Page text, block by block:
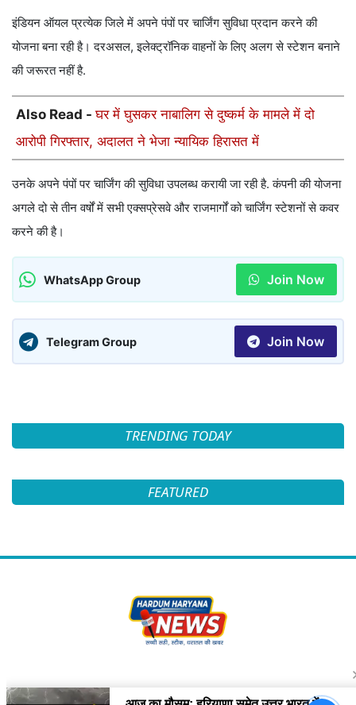
इंडियन ऑयल प्रत्येक जिले में अपने पंपों पर चार्जिंग सुविधा प्रदान करने की
योजना बना रही है। दरअसल, इलेक्ट्रॉनिक वाहनों के लिए अलग से स्टेशन बनाने
की जरूरत नहीं है.
Also Read -घर में घुसकर नाबालिग से दुष्कर्म के मामले में दो
आरोपी गिरफ्तार, अदालत ने भेजा न्यायिक हिरासत में
उनके अपने पंपों पर चार्जिंग की सुविधा उपलब्ध करायी जा रही है. कंपनी की योजना
अगले दो से तीन वर्षों में सभी एक्सप्रेसवे और राजमार्गों को चार्जिंग स्टेशनों से कवर
करने की है।
WhatsApp Group Join Now
Telegram Group Join Now
TRENDING TODAY
FEATURED
Follow Us